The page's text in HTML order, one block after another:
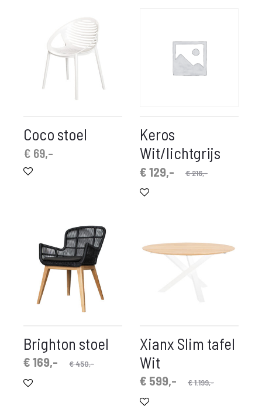
Coco stoel
€ 69,-
Keros
Wit/lichtgrijs
€216,-
Oorspronkelijke
€129,-
Huidige
prijs
Brighton stoel
€450,-
€169,-
prijs
Xianx Slim tafel
Wit
€1.199,-
Oorspronkelijke
€ 599,-
Huidige
prijs